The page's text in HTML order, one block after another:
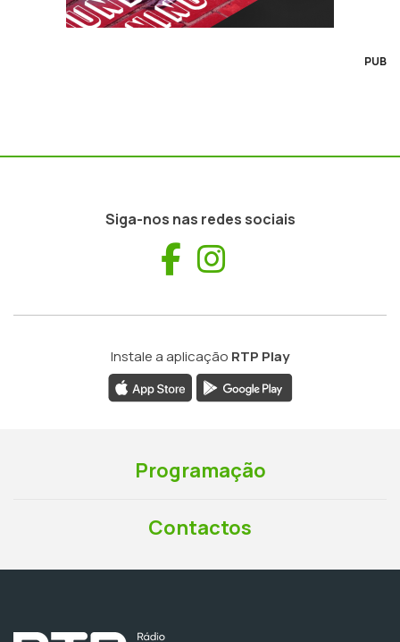
PUB
Siga-nos nas redes sociais
Facebook
Instale a aplicação RTP Play
Programação
Contactos